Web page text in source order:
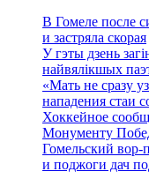
В Гомеле после
и застряла скорая
У гэты дзень
найвялікшых
«Мать не сразу
нападения стаи
Хоккейное
Монументу
Гомельский вор-
и поджоги дач